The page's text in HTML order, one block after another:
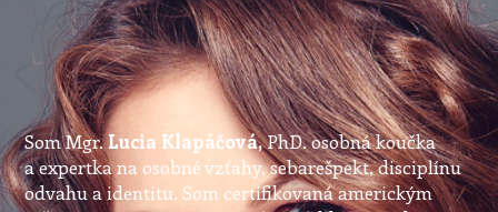
Som Mgr.Lucia Klapáčová,PhD. osobná koučka
a expertka na osobné vzťahy, sebarešpekt, disciplínu
odvahu a identitu. Som certifikovaná americkým